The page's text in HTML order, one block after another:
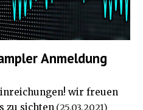
Anmeldung
wir freuen
zu sichten (25.03.2021)